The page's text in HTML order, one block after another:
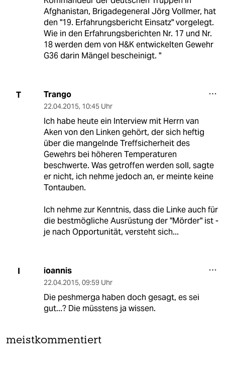
Afghanistan, Brigadegeneral Jörg Vollmer, hat
den "19. Erfahrungsbericht Einsatz" vorgelegt.
Wie in den Erfahrungsberichten Nr. 17 und Nr.
18 werden dem von H&K entwickelten Gewehr
G36 darin Mängel bescheinigt. "
T Trango
22.04.2015, 10:45 Uhr
Ich habe heute ein Interview mit Herrn van
Aken von den Linken gehört, der sich heftig
über die mangelnde Treffsicherheit des
Gewehrs bei höheren Temperaturen
beschwerte. Was getroffen werden soll, sagte
er nicht, ich nehme jedoch an, er meinte keine
Tontauben.
Ich nehme zur Kenntnis, dass die Linke auch für
die bestmögliche Ausrüstung der "Mörder" ist -
je nach Opportunität, versteht sich...
I ioannis
22.04.2015, 09:59 Uhr
Die peshmerga haben doch gesagt, es sei
gut...? Die müsstens ja wissen.
meistkommentiert